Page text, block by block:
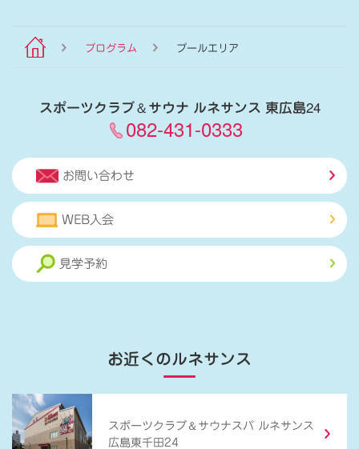
プログラム プールエリア
スポーツクラブ＆サウナ ルネサンス 東広島24
082-431-0333
お問い合わせ
WEB入会
見学予約
お近くのルネサンス
スポーツクラブ ＆ サウナスパ ルネサンス
広島東千田24